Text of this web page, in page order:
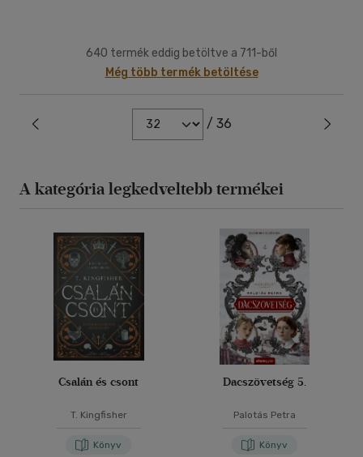
640 termék eddig betöltve a 711-ből
Még több termék betöltése
/ 36
A kategória legkedveltebb termékei
Csalán és csont
T. Kingfisher
Könyv
Dacszövetség 5.
Palotás Petra
Könyv